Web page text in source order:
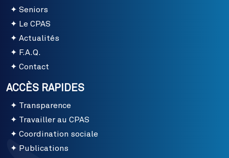
Seniors
Le CPAS
Actualités
F.A.Q.
Contact
ACCÈS RAPIDES
Transparence
Travailler au CPAS
Coordination sociale
Publications